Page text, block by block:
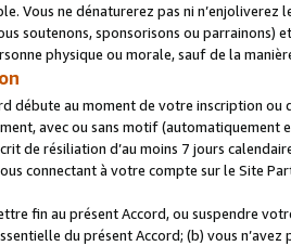
Vous ne dénaturerez pas ni
soutenons, sponsorisons ou parrainons)
physique ou morale, sauf de la
débute au moment de votre inscription
avec ou sans motif (automatiquement
de résiliation d’au moins 7 jours
connectant à votre compte sur le Site
fin au présent Accord, ou suspendre
du présent Accord; (b) vous